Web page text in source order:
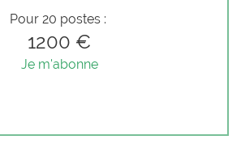
Pour 20 postes :
1200 €
Je m'abonne